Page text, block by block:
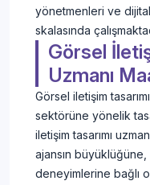
yönetmenleri ve
skalasında
Görsel
Uzmanı
Görsel iletişim
sektörüne yönelik
iletişim tasarımı
ajansın
deneyimlerine bağlı